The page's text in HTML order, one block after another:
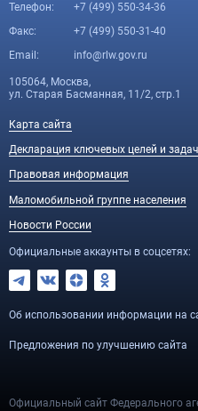
Телефон:
+7 (499) 550-34-36
Факс:
+7 (499) 550-31-40
Email:
info@rlw.gov.ru
105064, Москва,
ул. Старая Басманная, 11/2, стр.1
Карта сайта
Декларация ключевых целей и задач
Правовая информация
Маломобильной группе населения
Новости России
Официальные аккаунты в соцсетях:
Об использовании информации на
Предложения по улучшению сайта
Официальный сайт Федерального